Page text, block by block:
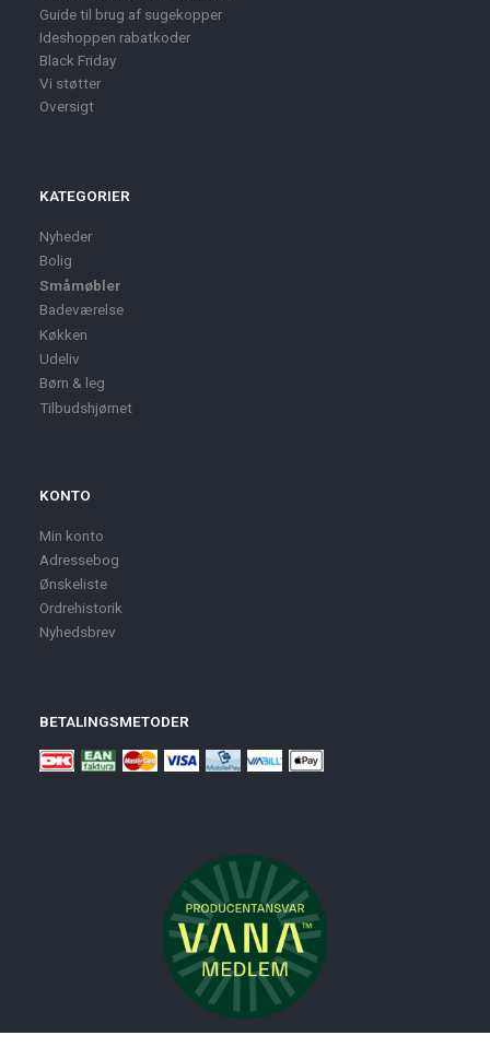
Guide til brug af sugekopper
Ideshoppen rabatkoder
Black Friday
Vi støtter
Oversigt
KATEGORIER
Nyheder
Bolig
Småmøbler
Badeværelse
Køkken
Udeliv
Børn & leg
Tilbudshjørnet
KONTO
Min konto
Adressebog
Ønskeliste
Ordrehistorik
Nyhedsbrev
BETALINGSMETODER